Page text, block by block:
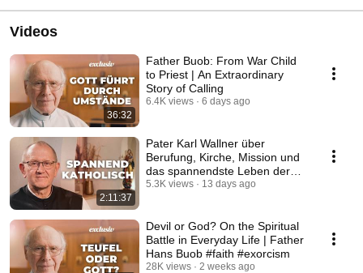
Videos
36:32
Father Buob: From War Child
to Priest | An Extraordinary
Story of Calling
6.4K views 6 days ago
2:11:37
Pater Karl Wallner über
Berufung, Kirche, Mission und
das spannendste Leben der
Welt #katholisch
5.3K views 13 days ago
Devil or God? On the Spiritual
Battle in Everyday Life | Father
Hans Buob #faith #exorcism
28K views 2 weeks ago